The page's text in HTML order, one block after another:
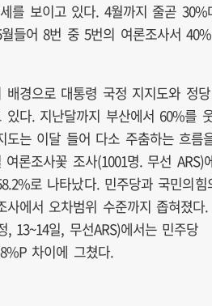
를 보이고 있다. 4월까지 줄곧 30%
들어 8번 중 5번의 여론조사서 40%
경으로 대통령 국정 지지도와 정당
다. 지난달까지 부산에서 60%를
는 이달 들어 다소 주춤하는 흐름
론조사꽃 조사(1001명. 무선 ARS)
로 나타났다. 민주당과 국민의힘
에서 오차범위 수준까지 좁혀졌다.
13~14일, 무선ARS)에서는 민주당
차이에 그쳤다.